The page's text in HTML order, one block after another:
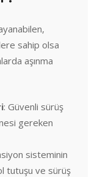
sahip olsa
aşınma
: Güvenli sürüş
gereken
sisteminin
tutuşu ve sürüş